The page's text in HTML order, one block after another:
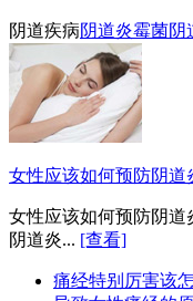
阴道疾病阴道炎霉菌阴
女性应该如何预防阴道
女性应该如何预防阴道
阴道炎... [查看]
痛经特别厉害该